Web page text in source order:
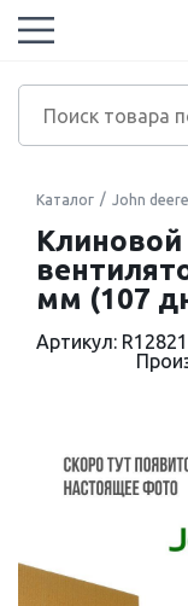
Каталог John deere
мм (107
Артикул: